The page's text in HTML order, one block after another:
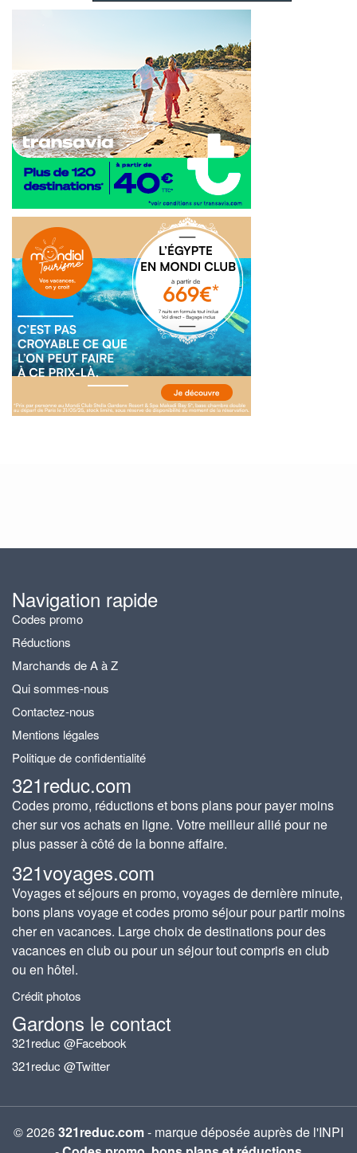
Navigation rapide
Codes promo
Réductions
Marchands de A à Z
Qui sommes-nous
Contactez-nous
Mentions légales
Politique de confidentialité
321reduc.com
Codes promo, réductions et bons plans pour payer moins
cher sur vos achats en ligne. Votre meilleur allié pour ne
plus passer à côté de la bonne affaire.
321voyages.com
Voyages et séjours en promo, voyages de dernière minute,
bons plans voyage et codes promo séjour pour partir moins
cher en vacances. Large choix de destinations pour des
vacances en club ou pour un séjour tout compris en club
ou en hôtel.
Crédit photos
Gardons le contact
321reduc @Facebook
321reduc @Twitter
© 2026321reduc.com- marque déposée auprès de l'INPI